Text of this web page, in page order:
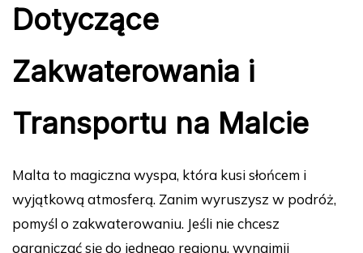
Dotyczące
Zakwaterowania i
Transportu na Malcie
Malta to magiczna wyspa, która kusi słońcem i
wyjątkową atmosferą. Zanim wyruszysz w podróż,
pomyśl o zakwaterowaniu. Jeśli nie chcesz
ograniczać się do jednego regionu, wynajmij